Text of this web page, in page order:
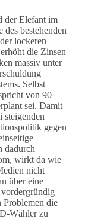
der Elefant im
bestehenden
lockeren
die Zinsen
massiv unter
Selbst
von 90
sei. Damit
steigenden
gegen
dadurch
wirkt da wie
nicht
über eine
die
Wähler zu